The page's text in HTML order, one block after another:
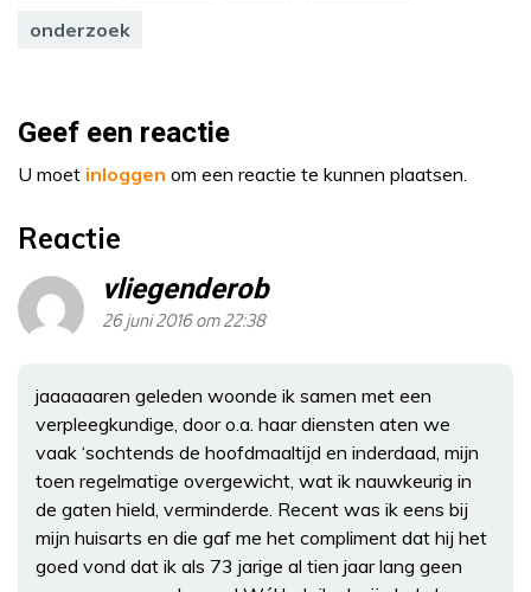
onderzoek
Geef een reactie
U moet inloggen om een reactie te kunnen plaatsen.
Reactie
vliegenderob
26 juni 2016 om 22:38
jaaaaaaren geleden woonde ik samen met een
verpleegkundige, door o.a. haar diensten aten we
vaak ‘sochtends de hoofdmaaltijd en inderdaad, mijn
toen regelmatige overgewicht, wat ik nauwkeurig in
de gaten hield, verminderde. Recent was ik eens bij
mijn huisarts en die gaf me het compliment dat hij het
goed vond dat ik als 73 jarige al tien jaar lang geen